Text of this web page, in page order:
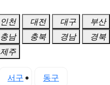
인천 대전 대구
부산
충남 충북 경남
경북
제주
서구 동구